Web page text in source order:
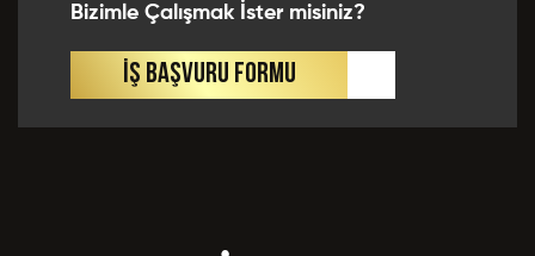
Bizimle Çalışmak İster misiniz?
İŞ BAŞVURU FORMU